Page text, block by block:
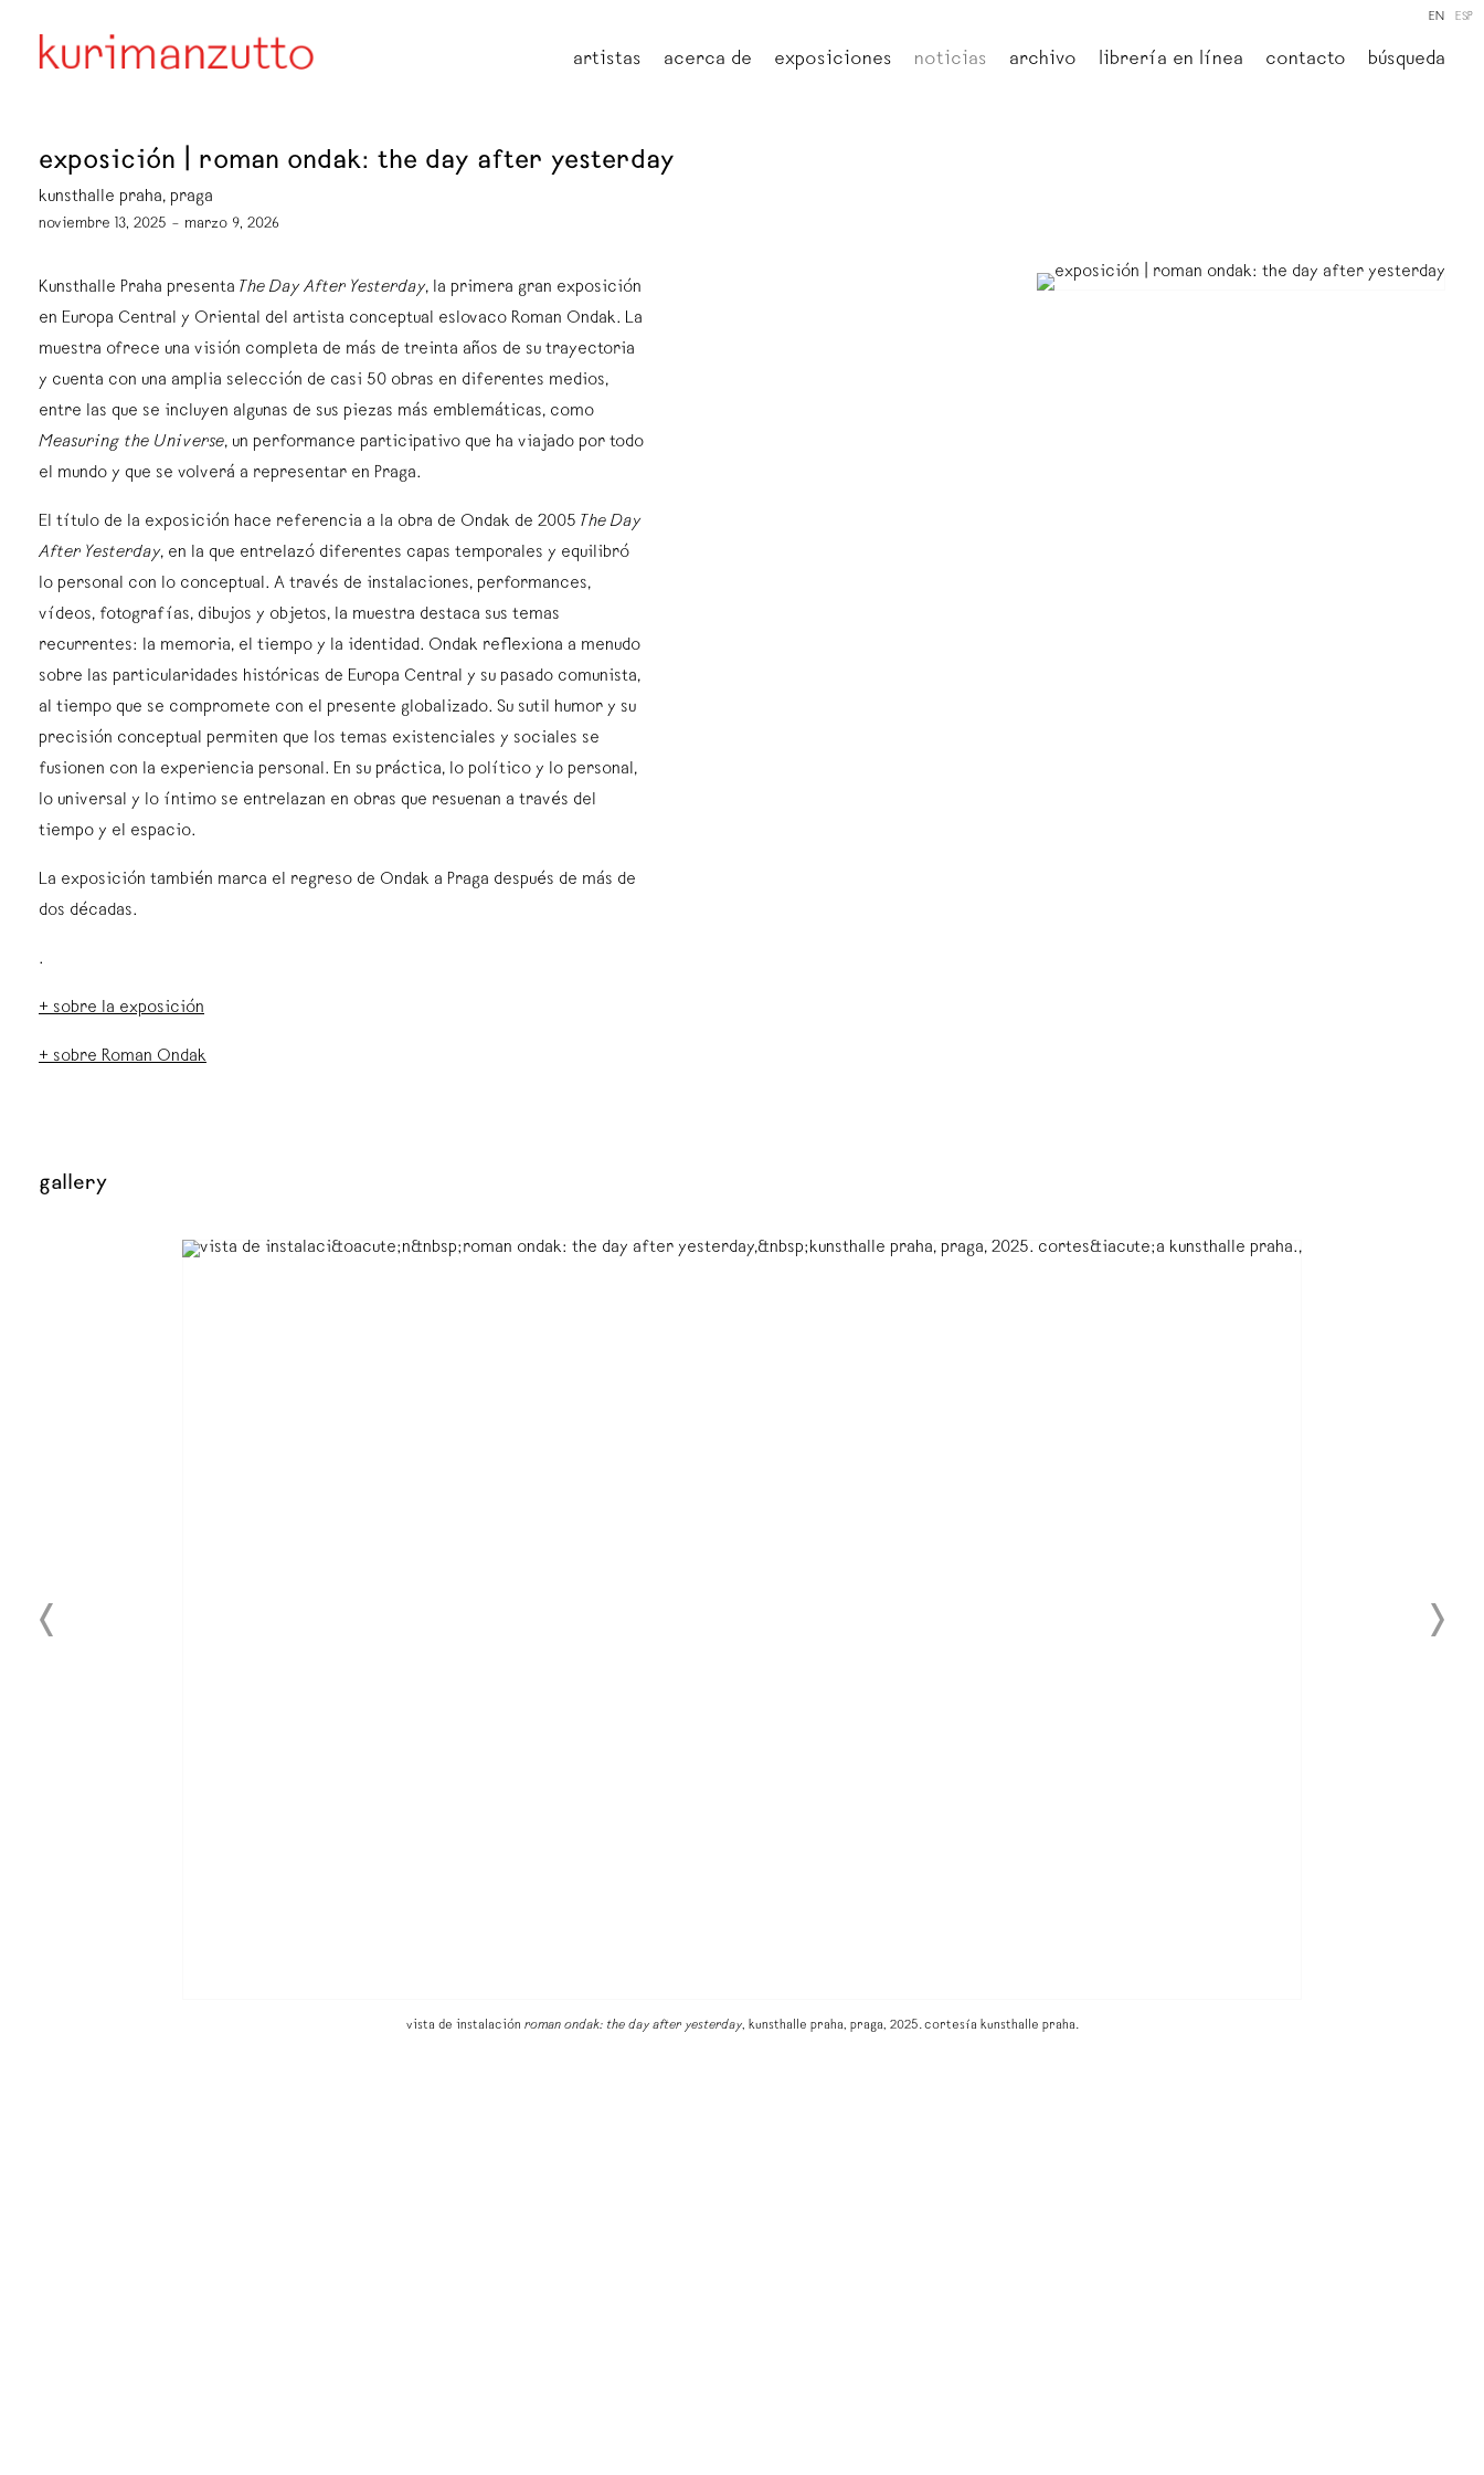
artistas acerca de exposiciones noticias archivo librería en línea contacto búsqueda
EN ESP
exposición | roman ondak: the day after yesterday
kunsthalle praha, praga
noviembre 13, 2025 – marzo 9, 2026
Kunsthalle Praha presenta The Day After Yesterday, la primera gran exposición
en Europa Central y Oriental del artista conceptual eslovaco Roman Ondak. La
muestra ofrece una visión completa de más de treinta años de su trayectoria
y cuenta con una amplia selección de casi 50 obras en diferentes medios,
entre las que se incluyen algunas de sus piezas más emblemáticas, como
Measuring the Universe, un performance participativo que ha viajado por todo
el mundo y que se volverá a representar en Praga.
El título de la exposición hace referencia a la obra de Ondak de 2005 The Day
After Yesterday, en la que entrelazó diferentes capas temporales y equilibró
lo personal con lo conceptual. A través de instalaciones, performances,
vídeos, fotografías, dibujos y objetos, la muestra destaca sus temas
recurrentes: la memoria, el tiempo y la identidad. Ondak reflexiona a menudo
sobre las particularidades históricas de Europa Central y su pasado comunista,
al tiempo que se compromete con el presente globalizado. Su sutil humor y su
precisión conceptual permiten que los temas existenciales y sociales se
fusionen con la experiencia personal. En su práctica, lo político y lo personal,
lo universal y lo íntimo se entrelazan en obras que resuenan a través del
tiempo y el espacio.
La exposición también marca el regreso de Ondak a Praga después de más de
dos décadas.
.
+ sobre la exposición
+ sobre Roman Ondak
gallery
vista de instalación roman ondak: the day after yesterday, kunsthalle praha, praga, 2025. cortesía kunsthalle praha.